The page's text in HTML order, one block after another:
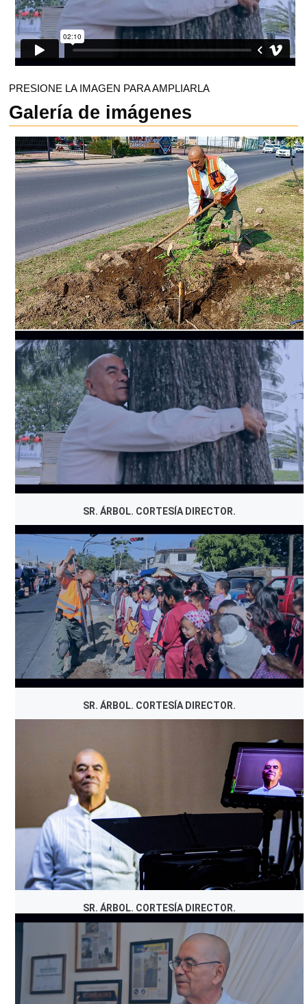
PRESIONE LA IMAGEN PARA AMPLIARLA
Galería de imágenes
SR. ÁRBOL. CORTESÍA DIRECTOR.
SR. ÁRBOL. CORTESÍA DIRECTOR.
SR. ÁRBOL. CORTESÍA DIRECTOR.
SR. ÁRBOL. CORTESÍA DIRECTOR.